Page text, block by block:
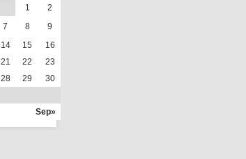
Sep»
1
2
7 8
9
14 15
16
21 22
23
28 29
30